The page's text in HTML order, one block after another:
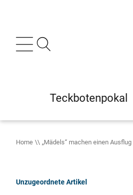
Teckbotenpokal
Home „Mädels“ machen einen
Unzugeordnete Artikel